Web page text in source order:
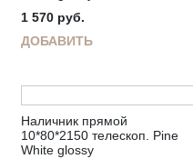
1 570 руб.
ДОБАВИТЬ
Наличник прямой
10*80*2150 телескоп. Pine
White glossy